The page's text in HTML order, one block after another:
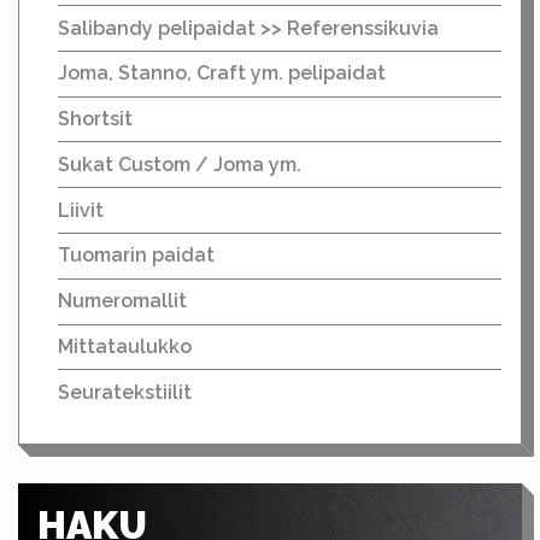
Salibandy pelipaidat >> Referenssikuvia
Joma, Stanno, Craft ym. pelipaidat
Shortsit
Sukat Custom / Joma ym.
Liivit
Tuomarin paidat
Numeromallit
Mittataulukko
Seuratekstiilit
HAKU